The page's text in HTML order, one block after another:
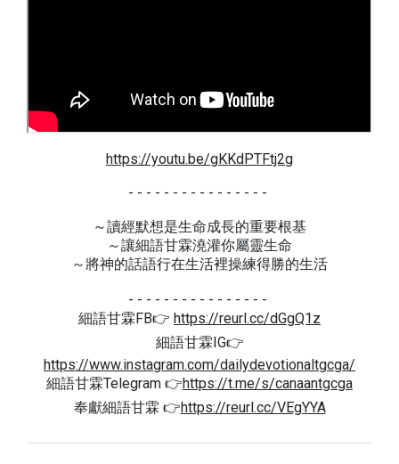
https://youtu.be/gKKdPTFtj2g
- - - - - - - - - - - - - - - -
～讀經默想是生命成長的重要根基
～讓細語甘霖澆灌你屬靈生命
～將神的話語行在生活裡操練得勝的生活
- - - - - - - - - - - - - - - -
細語甘霖FB👉 https://reurl.cc/dGgQ1z
細語甘霖IG👉
https://www.instagram.com/dailydevotionaltgcga/
細語甘霖Telegram 👉https://t.me/s/canaantgcga
奉獻細語甘霖 👉https://reurl.cc/VEgYYA